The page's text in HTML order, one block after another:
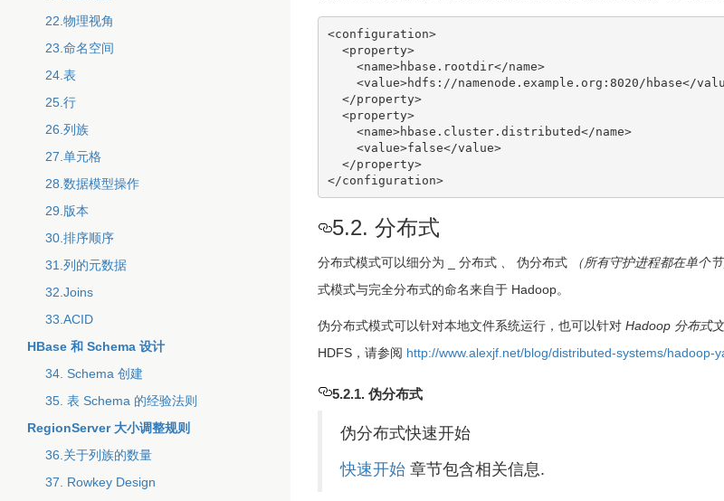
22.物理视角
23.命名空间
24.表
25.行
26.列族
27.单元格
28.数据模型操作
29.版本
30.排序顺序
31.列的元数据
32.Joins
33.ACID
HBase 和 Schema 设计
34. Schema 创建
35. 表 Schema 的经验法则
RegionServer 大小调整规则
36.关于列族的数量
37. Rowkey Design
<configuration>
</configuration>
5.2. 分布式
分布式模式可以细分为 _ 分布式 伪分布式 （所有守护进程都在单个
式模式与完全分布式的命名来自于 Hadoop。
伪分布式模式可以针对本地文件系统运行，也可以针对 Hadoop 分布式
HDFS，请参阅 http://www.alexjf.net/blog/distributed-systems/hadoop-
5.2.1. 伪分布式
伪分布式快速开始
快速开始 章节包含相关信息.